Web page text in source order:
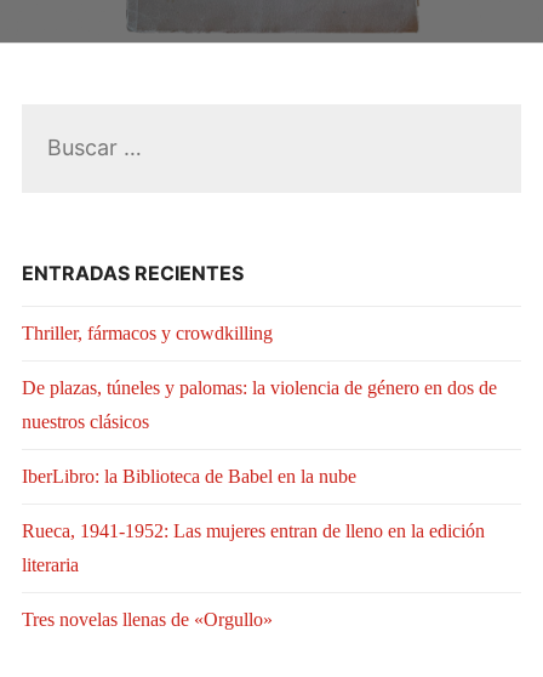
EDICIÓN
ENTRADAS RECIENTES
Thriller, fármacos y crowdkilling
De plazas, túneles y palomas: la violencia de género en dos de
nuestros clásicos
IberLibro: la Biblioteca de Babel en la nube
Rueca, 1941-1952: Las mujeres entran de lleno en la edición
literaria
Tres novelas llenas de «Orgullo»